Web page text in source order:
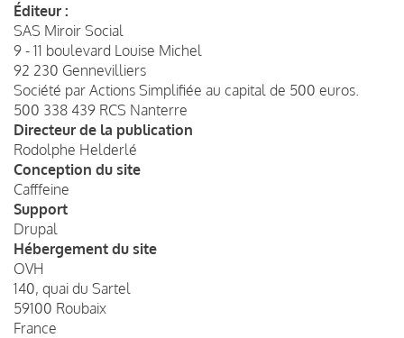
Éditeur :
SAS Miroir Social
9 - 11 boulevard Louise Michel
92 230 Gennevilliers
Société par Actions Simplifiée au capital de 500 euros.
500 338 439 RCS Nanterre
Directeur de la publication
Rodolphe Helderlé
Conception du site
Cafffeine
Support
Drupal
Hébergement du site
OVH
140, quai du Sartel
59100 Roubaix
France